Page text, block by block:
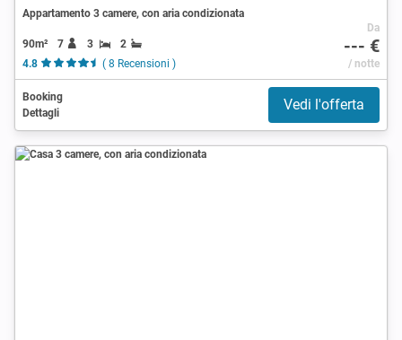
Appartamento 3 camere, con aria condizionata
90m² 7 3
2
4.8
( 8 Recensioni )
Da
--- €
/ notte
Booking
Dettagli
Vedi l'offerta